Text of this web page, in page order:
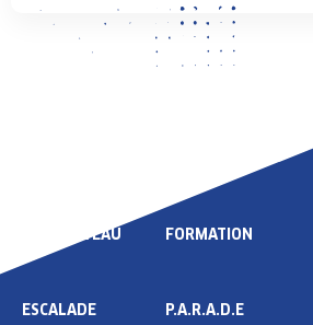
HAUT NIVEAU
ESCALADE
FORMATION
P.A.R.A.D.E